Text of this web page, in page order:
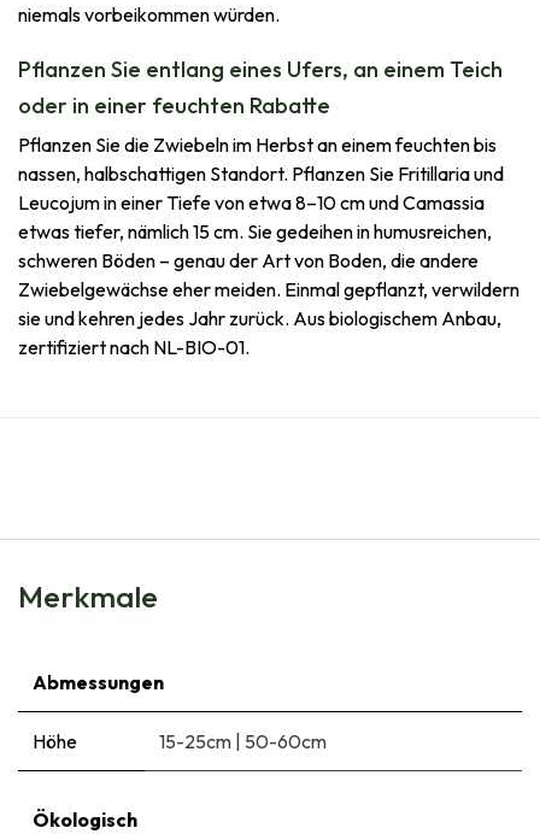
niemals vorbeikommen würden.
Pflanzen Sie entlang eines Ufers, an einem Teich
oder in einer feuchten Rabatte
Pflanzen Sie die Zwiebeln im Herbst an einem feuchten bis
nassen, halbschattigen Standort. Pflanzen Sie Fritillaria und
Leucojum in einer Tiefe von etwa 8–10 cm und Camassia
etwas tiefer, nämlich 15 cm. Sie gedeihen in humusreichen,
schweren Böden – genau der Art von Boden, die andere
Zwiebelgewächse eher meiden. Einmal gepflanzt, verwildern
sie und kehren jedes Jahr zurück. Aus biologischem Anbau,
zertifiziert nach NL-BIO-01.
Merkmale
Abmessungen
Höhe 15-25cm | 50-60cm
Ökologisch